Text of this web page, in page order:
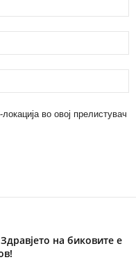
во овој прелистувач
на биковите е